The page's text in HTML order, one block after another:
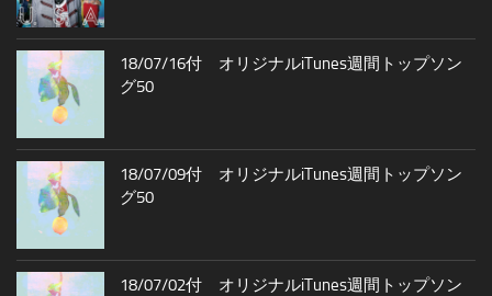
18/07/16付 オリジナルiTunes週間トップソン
グ50
18/07/09付 オリジナルiTunes週間トップソン
グ50
18/07/02付 オリジナルiTunes週間トップソン